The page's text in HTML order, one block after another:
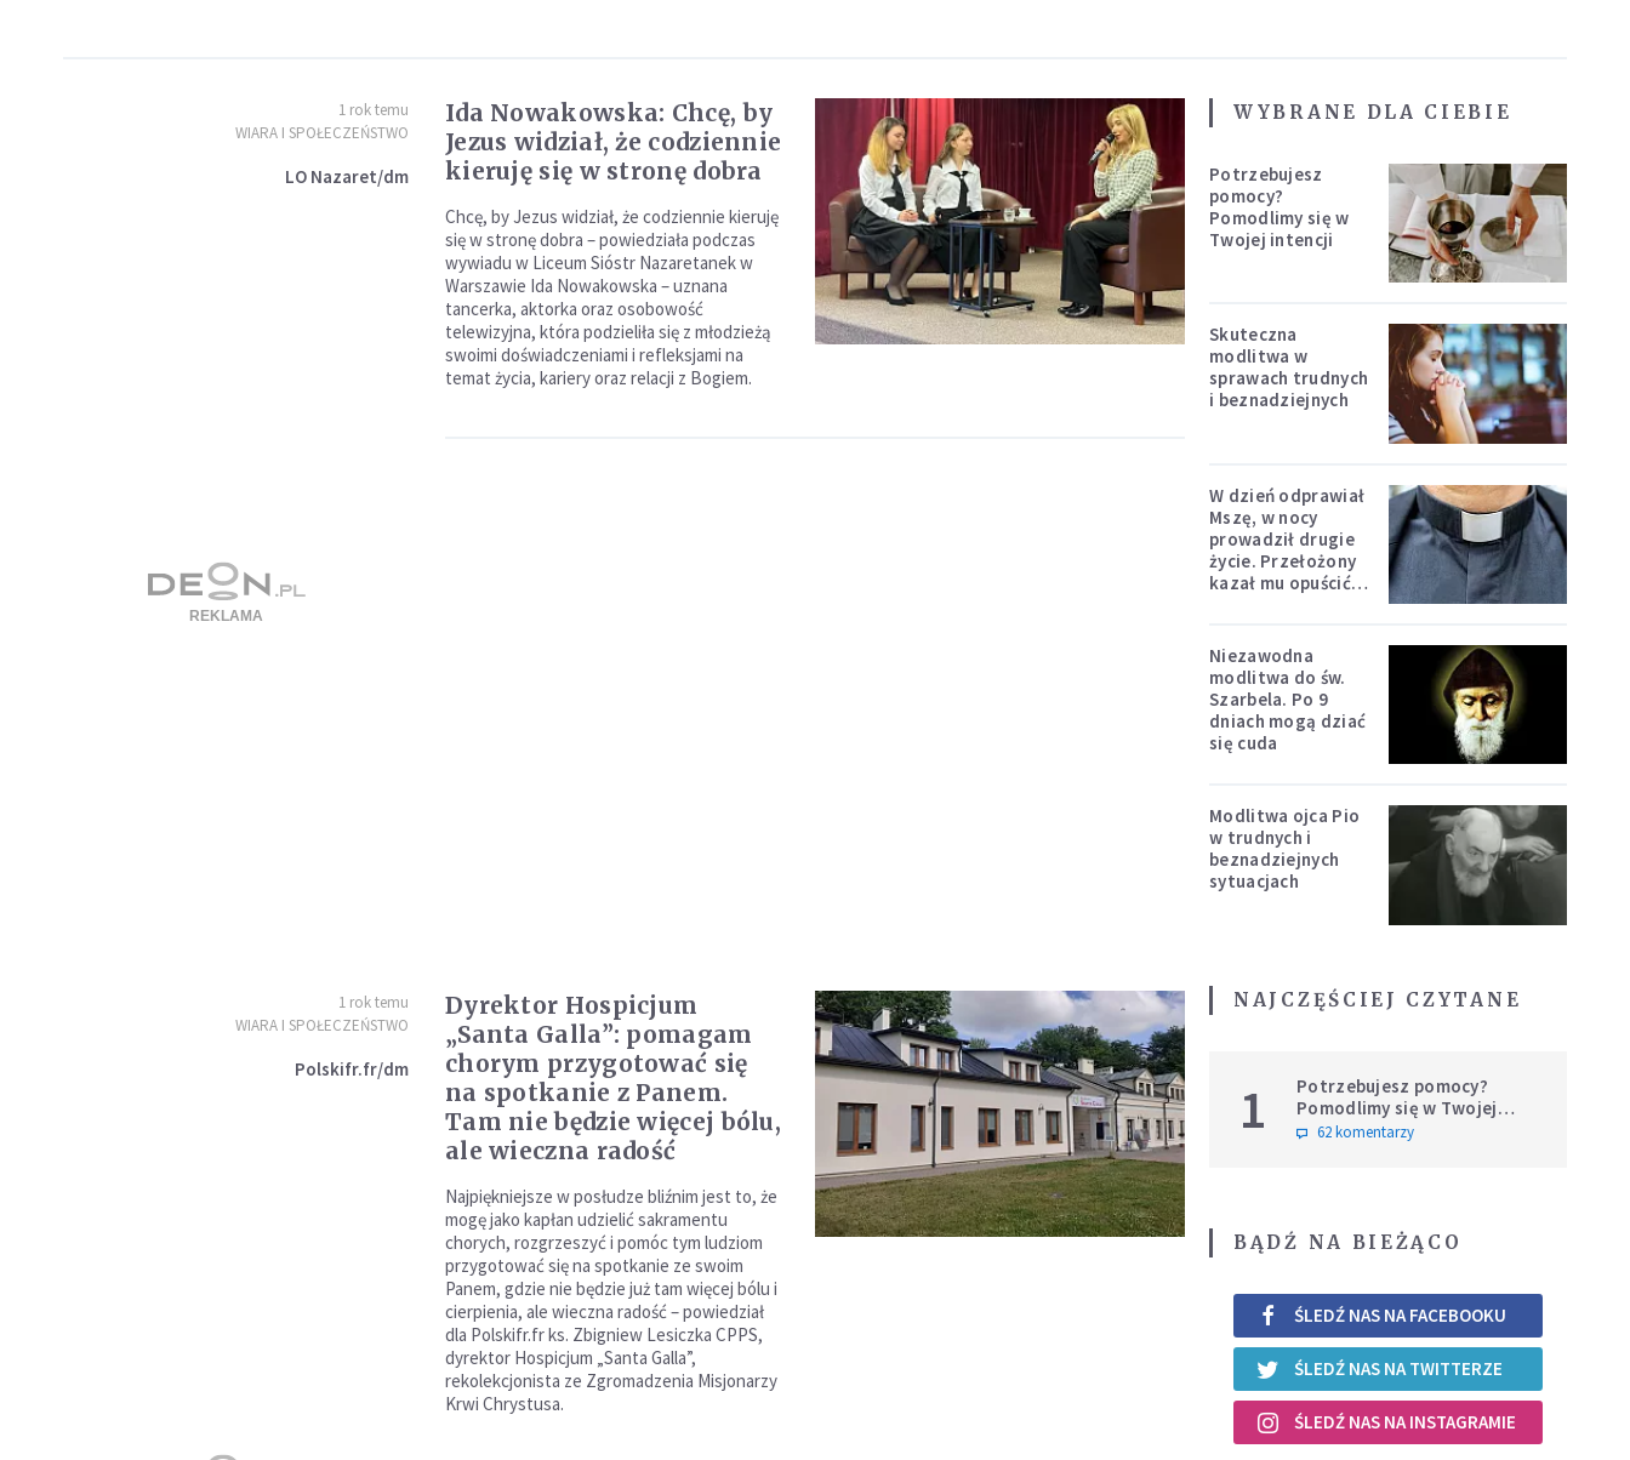
1 rok temu
WIARA I SPOŁECZEŃSTWO
LO Nazaret/dm
Ida Nowakowska: Chcę, by
Jezus widział, że codziennie
kieruję się w stronę dobra
Chcę, by Jezus widział, że codziennie kieruję
się w stronę dobra – powiedziała podczas
wywiadu w Liceum Sióstr Nazaretanek w
Warszawie Ida Nowakowska – uznana
tancerka, aktorka oraz osobowość
telewizyjna, która podzieliła się z młodzieżą
swoimi doświadczeniami i refleksjami na
temat życia, kariery oraz relacji z Bogiem.
1 rok temu
WIARA I SPOŁECZEŃSTWO
Polskifr.fr/dm
Dyrektor Hospicjum
„Santa Galla”: pomagam
chorym przygotować się
na spotkanie z Panem.
Tam nie będzie więcej bólu,
ale wieczna radość
Najpiękniejsze w posłudze bliźnim jest to, że
mogę jako kapłan udzielić sakramentu
chorych, rozgrzeszyć i pomóc tym ludziom
przygotować się na spotkanie ze swoim
Panem, gdzie nie będzie już tam więcej bólu i
cierpienia, ale wieczna radość – powiedział
dla Polskifr.fr ks. Zbigniew Lesiczka CPPS,
dyrektor Hospicjum „Santa Galla”,
rekolekcjonista ze Zgromadzenia Misjonarzy
Krwi Chrystusa.
WYBRANE DLA CIEBIE
Potrzebujesz
pomocy?
Pomodlimy się w
Twojej intencji
Skuteczna
modlitwa w
sprawach trudnych
i beznadziejnych
W dzień odprawiał
Mszę, w nocy
prowadził drugie
życie. Przełożony
kazał mu opuścić
Niezawodna
modlitwa do św.
Szarbela. Po 9
dniach mogą dziać
się cuda
Modlitwa ojca Pio
w trudnych i
beznadziejnych
sytuacjach
NAJCZĘŚCIEJ CZYTANE
1
Potrzebujesz pomocy?
Pomodlimy się w Twojej
intencji
62 komentarzy
BĄDŹ NA BIEŻĄCO
ŚLEDŹ NAS NA FACEBOOKU
ŚLEDŹ NAS NA TWITTERZE
ŚLEDŹ NAS NA INSTAGRAMIE